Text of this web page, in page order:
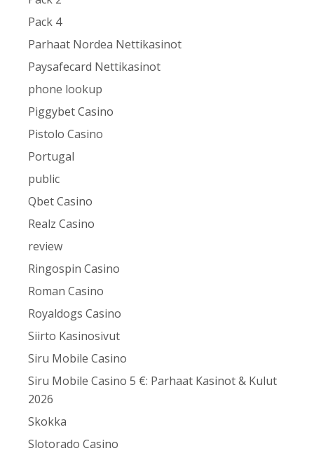
Pack 4
Parhaat Nordea Nettikasinot
Paysafecard Nettikasinot
phone lookup
Piggybet Casino
Pistolo Casino
Portugal
public
Qbet Casino
Realz Casino
review
Ringospin Casino
Roman Casino
Royaldogs Casino
Siirto Kasinosivut
Siru Mobile Casino
Siru Mobile Casino 5 €: Parhaat Kasinot & Kulut
2026
Skokka
Slotorado Casino